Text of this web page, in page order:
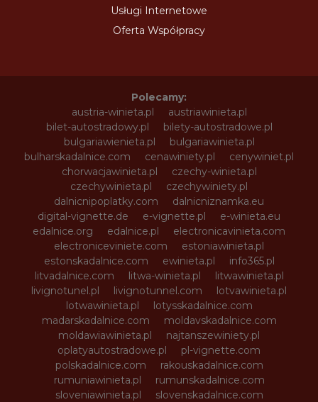
Usługi Internetowe
Oferta Współpracy
Polecamy:
austria-winieta.pl
austriawinieta.pl
bilet-autostradowy.pl
bilety-autostradowe.pl
bulgariawienieta.pl
bulgariawinieta.pl
bulharskadalnice.com
cenawiniety.pl
cenywiniet.pl
chorwacjawinieta.pl
czechy-winieta.pl
czechywinieta.pl
czechywiniety.pl
dalnicnipoplatky.com
dalnicniznamka.eu
digital-vignette.de
e-vignette.pl
e-winieta.eu
edalnice.org
edalnice.pl
electronicavinieta.com
electroniceviniete.com
estoniawinieta.pl
estonskadalnice.com
ewinieta.pl
info365.pl
litvadalnice.com
litwa-winieta.pl
litwawinieta.pl
livignotunel.pl
livignotunnel.com
lotvawinieta.pl
lotwawinieta.pl
lotysskadalnice.com
madarskadalnice.com
moldavskadalnice.com
moldawiawinieta.pl
najtanszewiniety.pl
oplatyautostradowe.pl
pl-vignette.com
polskadalnice.com
rakouskadalnice.com
rumuniawinieta.pl
rumunskadalnice.com
sloveniawinieta.pl
slovenskadalnice.com